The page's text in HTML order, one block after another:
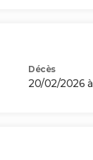
Décès
20/02/2026 à